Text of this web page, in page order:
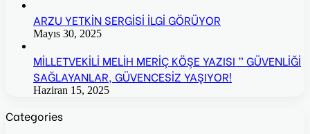
ARZU YETKİN SERGİSİ İLGİ GÖRÜYOR
Mayıs 30, 2025
MİLLETVEKİLİ MELİH MERİÇ KÖŞE YAZISI ” GÜVENLİĞİ
SAĞLAYANLAR, GÜVENCESİZ YAŞIYOR!
Haziran 15, 2025
Categories